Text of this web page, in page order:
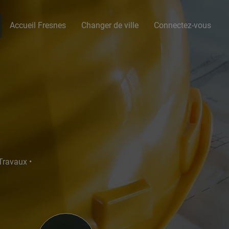
Accueil Fresnes Changer de ville Connectez-vous
•